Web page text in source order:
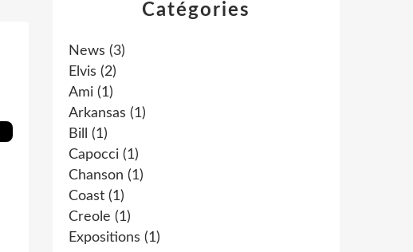
Catégories
News (3)
Elvis (2)
Ami (1)
Arkansas (1)
Bill
(1)
Capocci (1)
Chanson (1)
Coast (1)
Creole (1)
Expositions (1)